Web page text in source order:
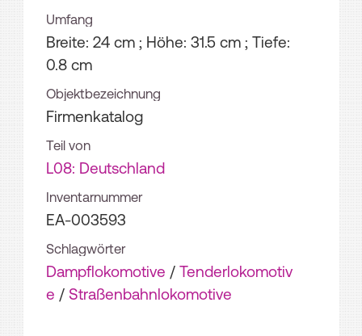
Umfang
Breite: 24 cm ; Höhe: 31.5 cm ; Tiefe:
0.8 cm
Objektbezeichnung
Firmenkatalog
Teil von
L08: Deutschland
Inventarnummer
EA-003593
Schlagwörter
Dampflokomotive / Tenderlokomotiv
e / Straßenbahnlokomotive